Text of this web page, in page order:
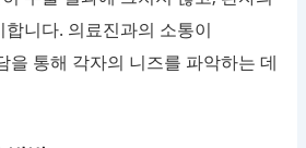
니다. 의료진과의 소통이
을 통해 각자의 니즈를 파악하는 데